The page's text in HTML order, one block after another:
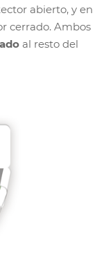
abierto, y en
cerrado. Ambos
al resto del